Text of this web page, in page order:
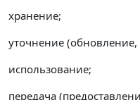
хранение;
уточнение
использование;
передача